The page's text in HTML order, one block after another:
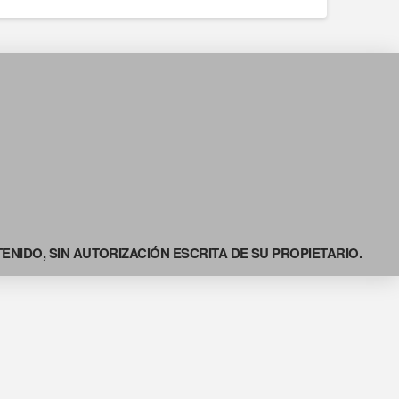
SIN AUTORIZACIÓN ESCRITA DE SU PROPIETARIO.